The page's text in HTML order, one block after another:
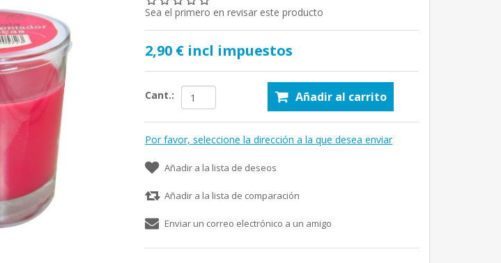
Sea el primero en revisar este producto
2,90 € incl impuestos
Cant.: Añadir al carrito
Por favor, seleccione la dirección a la que desea enviar
Añadir a la lista de deseos
Añadir a la lista de comparación
Enviar un correo electrónico a un amigo